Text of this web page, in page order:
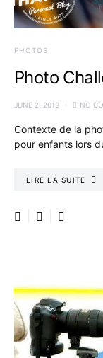
PHOTOS
Photo
JUNE 2, 2019 NO
Contexte de la
pour enfants lors
LIRE LA SUITE